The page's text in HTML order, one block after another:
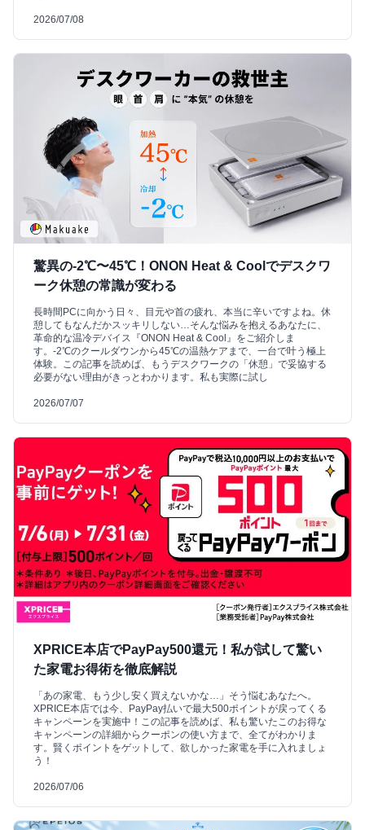
2026/07/08
驚異の-2℃〜45℃！ONON Heat & Coolでデスクワ
ーク休憩の常識が変わる
長時間PCに向かう日々、目元や首の疲れ、本当に辛いですよね。休
憩してもなんだかスッキリしない…そんな悩みを抱えるあなたに、
革命的な温冷デバイス『ONON Heat & Cool』をご紹介しま
す。-2℃のクールダウンから45℃の温熱ケアまで、一台で叶う極上
体験。この記事を読めば、もうデスクワークの「休憩」で妥協する
必要がない理由がきっとわかります。私も実際に試し
2026/07/07
XPRICE本店でPayPay500還元！私が試して驚い
た家電お得術を徹底解説
「あの家電、もう少し安く買えないかな…」そう悩むあなたへ。
XPRICE本店では今、PayPay払いで最大500ポイントが戻ってくる
キャンペーンを実施中！この記事を読めば、私も驚いたこのお得な
キャンペーンの詳細からクーポンの使い方まで、全てがわかりま
す。賢くポイントをゲットして、欲しかった家電を手に入れましょ
う！
2026/07/06